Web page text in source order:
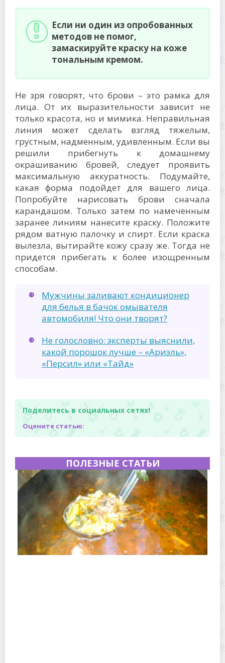
Если ни один из опробованных
методов не помог,
замаскируйте краску на коже
тональным кремом.
Не зря говорят, что брови – это рамка для
лица. От их выразительности зависит не
только красота, но и мимика. Неправильная
линия может сделать взгляд тяжелым,
грустным, надменным, удивленным. Если вы
решили прибегнуть к домашнему
окрашиванию бровей, следует проявить
максимальную аккуратность. Подумайте,
какая форма подойдет для вашего лица.
Попробуйте нарисовать брови сначала
карандашом. Только затем по намеченным
заранее линиям нанесите краску. Положите
рядом ватную палочку и спирт. Если краска
вылезла, вытирайте кожу сразу же. Тогда не
придется прибегать к более изощренным
способам.
Мужчины заливают кондиционер
для белья в бачок омывателя
автомобиля! Что они творят?
Не голословно: эксперты выяснили,
какой порошок лучше – «Ариэль»,
«Персил» или «Тайд»
Поделитесь в социальных сетях!
Оцените статью:
ПОЛЕЗНЫЕ СТАТЬИ